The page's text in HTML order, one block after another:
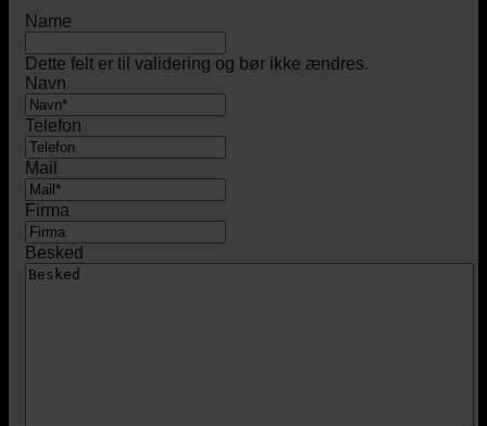
Name
Dette felt er til validering og bør ikke ændres.
Navn
Telefon
Mail
Firma
Besked